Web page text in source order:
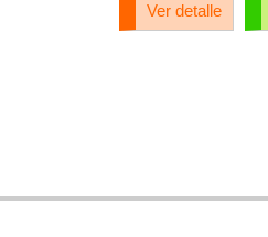
Ver detalle